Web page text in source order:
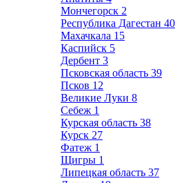
Мончегорск 2
Республика Дагестан 40
Махачкала 15
Каспийск 5
Дербент 3
Псковская область 39
Псков 12
Великие Луки 8
Себеж 1
Курская область 38
Курск 27
Фатеж 1
Щигры 1
Липецкая область 37